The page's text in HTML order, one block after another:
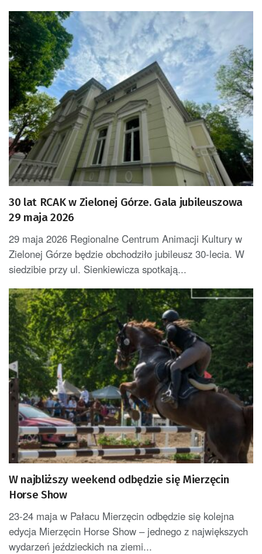
30 lat RCAK w Zielonej Górze. Gala jubileuszowa
29 maja 2026
29 maja 2026 Regionalne Centrum Animacji Kultury w
Zielonej Górze będzie obchodziło jubileusz 30-lecia. W
siedzibie przy ul. Sienkiewicza spotkają...
W najbliższy weekend odbędzie się Mierzęcin
Horse Show
23-24 maja w Pałacu Mierzęcin odbędzie się kolejna
edycja Mierzęcin Horse Show – jednego z największych
wydarzeń jeździeckich na ziemi...